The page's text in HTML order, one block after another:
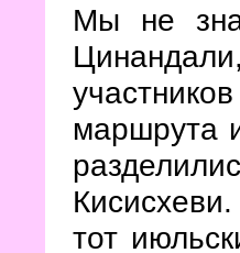
Мы не
маршрута
тот